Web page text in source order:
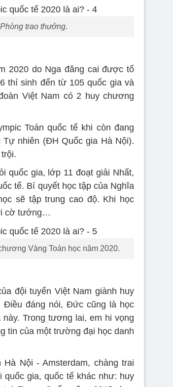
trao thưởng.
2020 do Nga đăng cai được tổ
thí sinh đến từ 105 quốc gia và
Việt Nam có 2 huy chương
Toán quốc tế khi còn đang
nhiên (ĐH Quốc gia Hà Nội).
quốc gia, lớp 11 đoạt giải Nhất,
tế. Bí quyết học tập của Nghĩa
sẽ tập trung cao độ. Khi học
cờ tướng…
Vàng Toán học năm 2020.
đội tuyển Việt Nam giành huy
đáng nói, Đức cũng là học
Trong tương lai, em hi vọng
tin của một trường đại học danh
Nội - Amsterdam, chàng trai
quốc gia, quốc tế khác như: huy